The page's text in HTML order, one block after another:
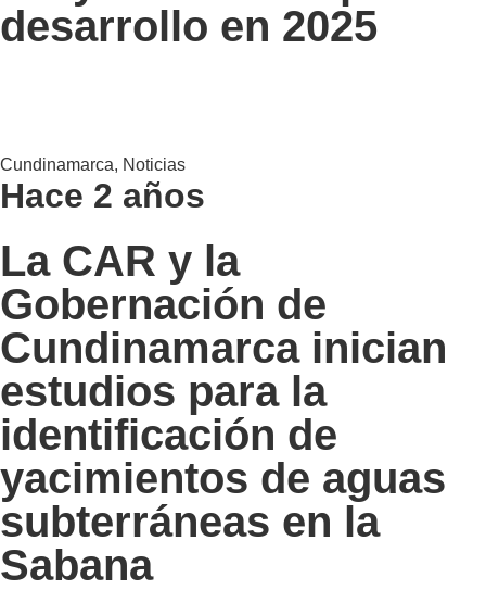
desarrollo en 2025
Cundinamarca, Noticias
Hace 2 años
La CAR y la
Gobernación de
Cundinamarca inician
estudios para la
identificación de
yacimientos de aguas
subterráneas en la
Sabana